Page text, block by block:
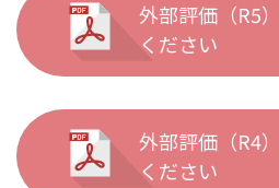
外部評価（R5
ください
外部評価（R4
ください